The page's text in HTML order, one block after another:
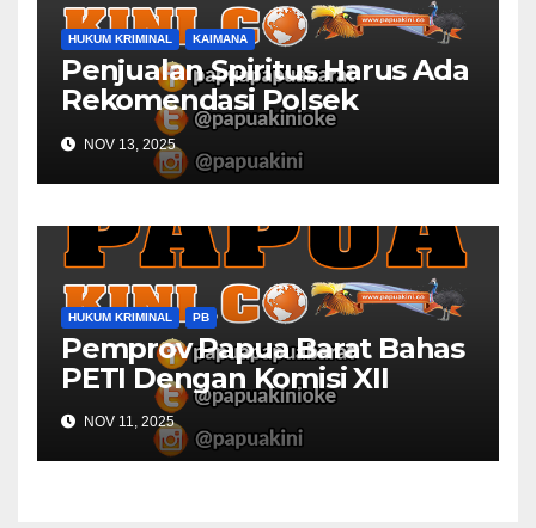
HUKUM KRIMINAL KAIMANA
Penjualan Spiritus Harus Ada
Rekomendasi Polsek
Kaimana
NOV 13, 2025
HUKUM KRIMINAL PB
Pemprov Papua Barat Bahas
PETI Dengan Komisi XII
NOV 11, 2025